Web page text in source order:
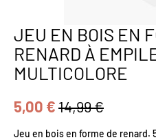
Passer
au
début
de
la
d’images
JEU EN BOIS EN
RENARD À
MULTICOLORE
5,00 €14,99 €
Jeu en bois en forme de renard.